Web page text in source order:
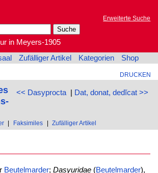
Erweiterte Suche
in Meyers-1905
Zufälliger Artikel Kategorien Shop
DRUCKEN
<< Dasyprocta| Dat, donat, dedĭcat >>
Faksimiles Zufälliger Artikel
Beutelmarder; Dasyuridae(Beutelmarder),